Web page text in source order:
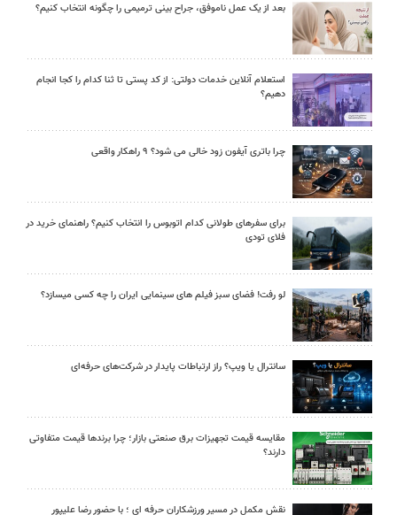
بعد از یک عمل ناموفق، جراح بینی ترمیمی را چگونه انتخاب کنیم؟
استعلام آنلاین خدمات دولتی: از کد پستی تا ثنا کدام را کجا انجام
دهیم؟
چرا باتری آیفون زود خالی می شود؟ ۹ راهکار واقعی
برای سفرهای طولانی کدام اتوبوس را انتخاب کنیم؟ راهنمای خرید در
فلای تودی
لو رفت! فضای سبز فیلم های سینمایی ایران را چه کسی میسازد؟
سانترال یا ویپ؟ راز ارتباطات پایدار در شرکت‌های حرفه‌ای
مقایسه قیمت تجهیزات برق صنعتی بازار؛ چرا برندها قیمت متفاوتی
دارند؟
نقش مکمل در مسیر ورزشکاران حرفه ای ؛ با حضور رضا علیپور